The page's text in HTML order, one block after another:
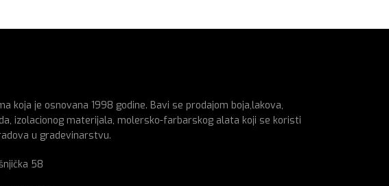
koja je osnovana 1998 godine. Bavi se prodajom boja,lakova,
izolacionog materijala, molersko-farbarskog alata koji se koristi
u gradevinarstvu.
58